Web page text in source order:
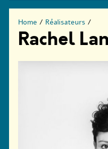
Home / Réalisateurs /
Rachel